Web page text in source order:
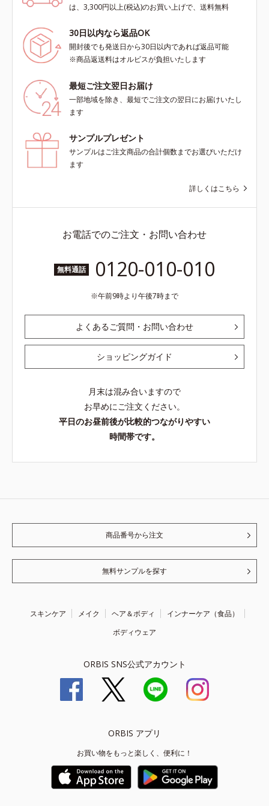
は、3,300円以上(税込)のお買い上げで、送料無料
30日以内なら返品OK
開封後でも発送日から30日以内であれば返品可能
※商品返送料はオルビスが負担いたします
最短ご注文翌日お届け
一部地域を除き、最短でご注文の翌日にお届けいたし
ます
サンプルプレゼント
サンプルはご注文商品の合計個数までお選びいただけ
ます
詳しくはこちら
お電話でのご注文・お問い合わせ
無料通話 0120-010-010
午前9時より午後7時まで
よくあるご質問・お問い合わせ
ショッピングガイド
月末は混み合いますので
お早めにご注文ください。
平日のお昼前後が比較的つながりやすい
時間帯です。
商品番号から注文
無料サンプルを探す
スキンケア メイク ヘア＆ボディ
インナーケア（食品）
ボディウェア
ORBIS SNS公式アカウント
ORBIS アプリ
お買い物をもっと楽しく、便利に！